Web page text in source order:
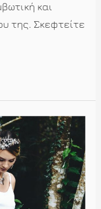
και
της. Σκεφτείτε